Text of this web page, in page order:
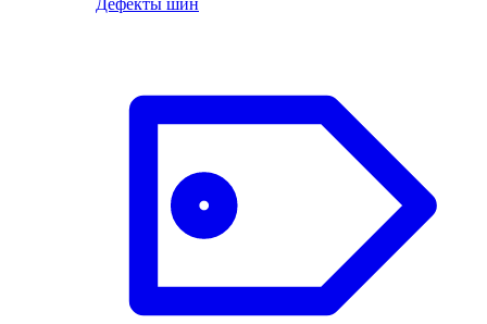
Дефекты шин